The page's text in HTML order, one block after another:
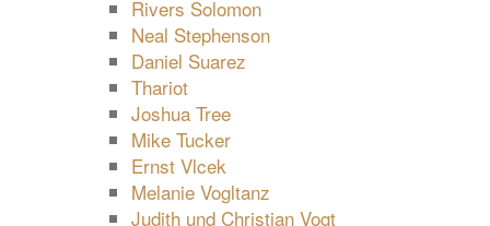
Rivers Solomon
Neal Stephenson
Daniel Suarez
Thariot
Joshua Tree
Mike Tucker
Ernst Vlcek
Melanie Vogltanz
Judith und Christian Vogt